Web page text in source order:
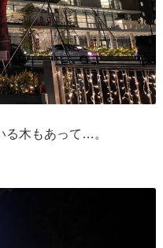
る木もあって…。